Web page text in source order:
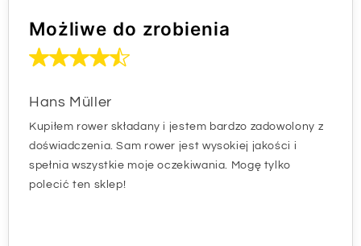
Możliwe do zrobienia
Hans Müller
Kupiłem rower składany i jestem bardzo zadowolony z
doświadczenia. Sam rower jest wysokiej jakości i
spełnia wszystkie moje oczekiwania. Mogę tylko
polecić ten sklep!